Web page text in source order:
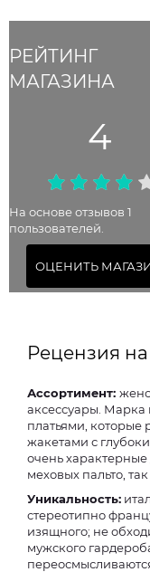
РЕЙТИНГ
МАГАЗИНА
4
На основе отзывов 1
пользователей.
ОЦЕНИТЬ
Рецензия
Ассортимент:
аксессуары.
платьями,
жакетами с
очень
меховых пальто,
Уникальность:
стереотипно
изящного; не
мужского